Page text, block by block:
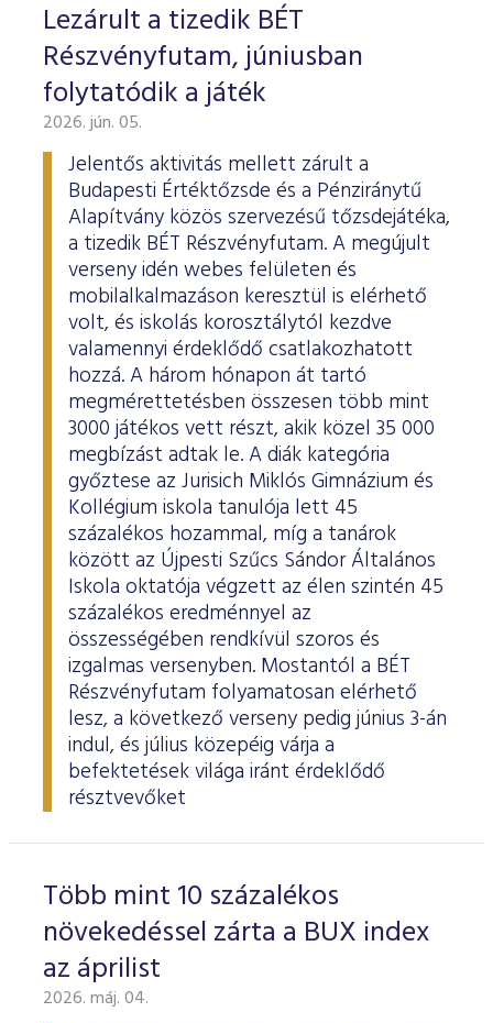
Lezárult a tizedik BÉT
Részvényfutam, júniusban
folytatódik a játék
2026. jún. 05.
Jelentős aktivitás mellett zárult a
Budapesti Értéktőzsde és a Pénziránytű
Alapítvány közös szervezésű tőzsdejátéka,
a tizedik BÉT Részvényfutam. A megújult
verseny idén webes felületen és
mobilalkalmazáson keresztül is elérhető
volt, és iskolás korosztálytól kezdve
valamennyi érdeklődő csatlakozhatott
hozzá. A három hónapon át tartó
megmérettetésben összesen több mint
3000 játékos vett részt, akik közel 35 000
megbízást adtak le. A diák kategória
győztese az Jurisich Miklós Gimnázium és
Kollégium iskola tanulója lett 45
százalékos hozammal, míg a tanárok
között az Újpesti Szűcs Sándor Általános
Iskola oktatója végzett az élen szintén 45
százalékos eredménnyel az
összességében rendkívül szoros és
izgalmas versenyben. Mostantól a BÉT
Részvényfutam folyamatosan elérhető
lesz, a következő verseny pedig június 3-án
indul, és július közepéig várja a
befektetések világa iránt érdeklődő
résztvevőket
Több mint 10 százalékos
növekedéssel zárta a BUX index
az áprilist
2026. máj. 04.